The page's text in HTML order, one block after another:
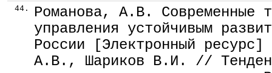
44.
Романова, А.В. Современные
управления устойчивым
России [Электронный
А.В., Шариков В.И. //